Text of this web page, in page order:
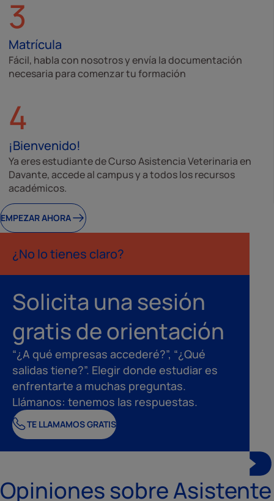
3
Matrícula
Fácil, habla con nosotros y envía la documentación
necesaria para comenzar tu formación
4
¡Bienvenido!
Ya eres estudiante de Curso Asistencia Veterinaria en
Davante, accede al campus y a todos los recursos
académicos.
EMPEZAR AHORA
¿No lo tienes claro?
Solicita una sesión
gratis de orientación
“¿A qué empresas accederé?”, “¿Qué
salidas tiene?”. Elegir donde estudiar es
enfrentarte a muchas preguntas.
Llámanos: tenemos las respuestas.
TE LLAMAMOS GRATIS
Opiniones sobre Asistente